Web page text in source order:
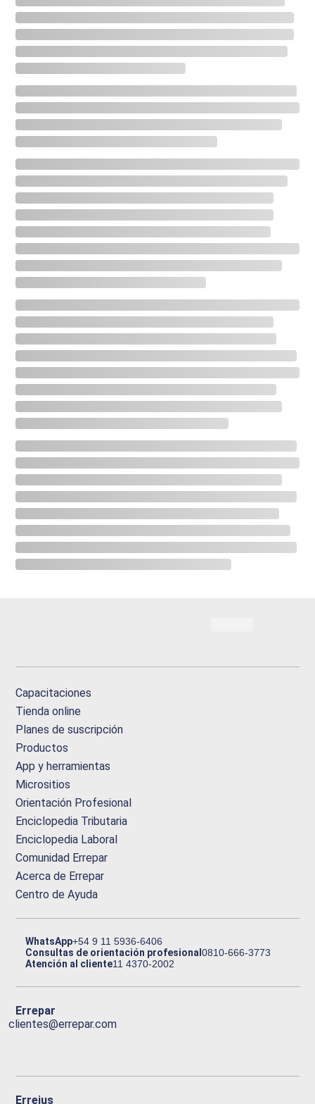
Capacitaciones
Tienda online
Planes de suscripción
Productos
App y herramientas
Micrositios
Orientación Profesional
Enciclopedia Tributaria
Enciclopedia Laboral
Comunidad Errepar
Acerca de Errepar
Centro de Ayuda
WhatsApp+54 9 11 5936-6406
Consultas de orientación profesional0810-666-3773
Atención al cliente11 4370-2002
Errepar
clientes@errepar.com
Erreius